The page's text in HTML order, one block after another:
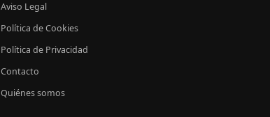
Aviso Legal
Política de Cookies
Política de Privacidad
Contacto
Quiénes somos